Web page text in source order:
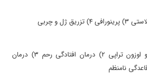
۱) درمان زگیل تناسلی و اوزون تراپی ۲) درمان افتادگی رحم ۳) درمان